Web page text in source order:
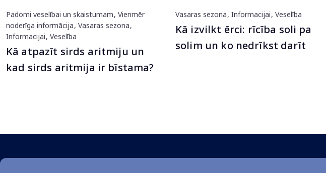
Padomi veselībai un skaistumam Vienmēr
noderīga informācija Vasaras sezona
Informacijai Veselība
Kā atpazīt sirds aritmiju un
kad sirds aritmija ir bīstama?
Vasaras sezona Informacijai Veselība
Kā izvilkt ērci: rīcība soli pa
solim un ko nedrīkst darīt